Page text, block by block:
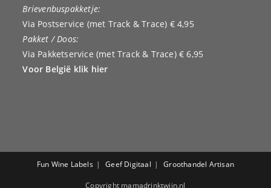
Brievenbuspakketje:
Via Postservice (met Track & Trace) € 4,95
Pakket / Doos:
Via Pakketservice (met Track & Trace) € 6,95
Voor België klik hier
Fun Wine Labels Geef Digitaal Groothandel Artisan
Copyright mamadrinktwijn.nl